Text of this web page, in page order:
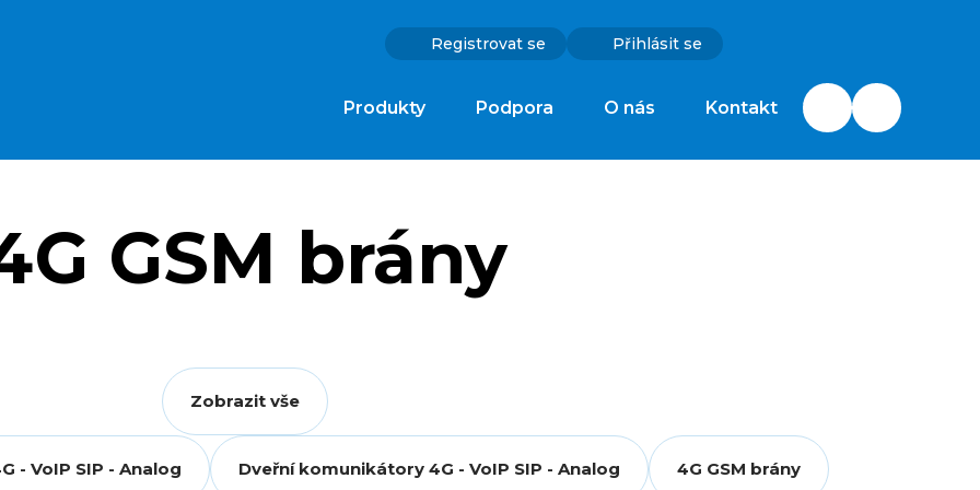
Registrovat se Přihlásit se
Produkty Podpora O nás Kontakt
GSM brány
Zobrazit vše
- VoIP SIP - Analog Dveřní komunikátory 4G - VoIP SIP - Analog 4G GSM brány